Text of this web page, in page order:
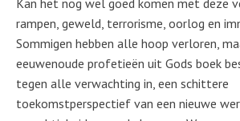
rampen, geweld, terrorisme, oorlog en
Sommigen hebben alle hoop verloren,
eeuwenoude profetieën uit Gods boek
tegen alle verwachting in, een schittere
toekomstperspectief van een nieuwe